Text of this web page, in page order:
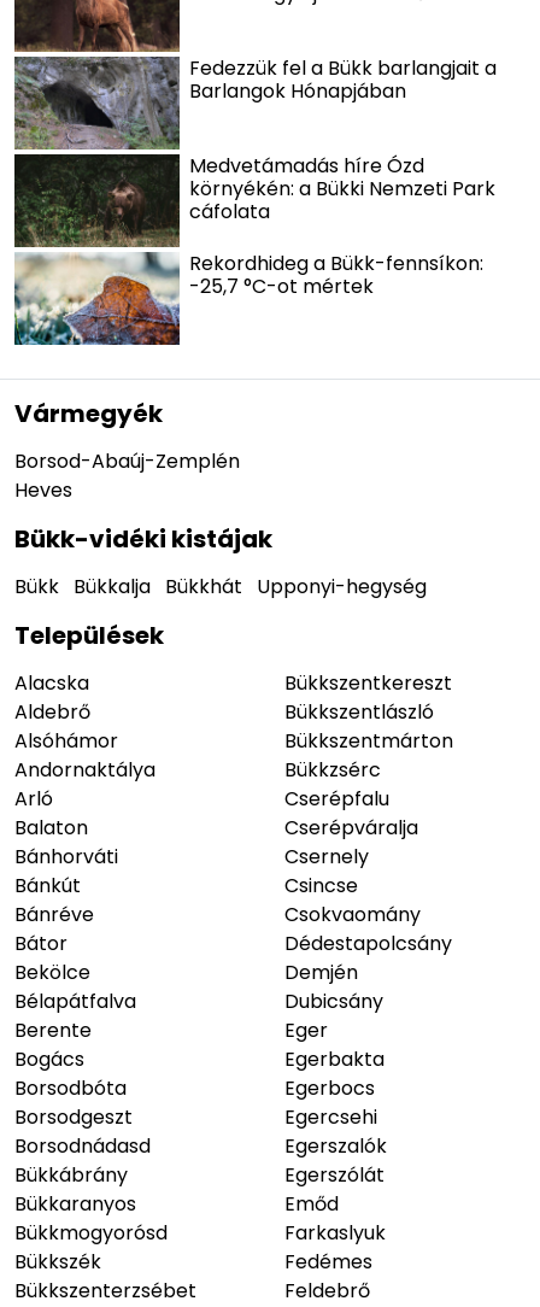
Fedezzük fel a Bükk barlangjait a
Barlangok Hónapjában
Medvetámadás híre Ózd
környékén: a Bükki Nemzeti Park
cáfolata
Rekordhideg a Bükk-fennsíkon:
-25,7 °C-ot mértek
Vármegyék
Borsod-Abaúj-Zemplén
Heves
Bükk-vidéki kistájak
Bükk Bükkalja Bükkhát Upponyi-hegység
Települések
Alacska
Aldebrő
Alsóhámor
Andornaktálya
Arló
Balaton
Bánhorváti
Bánkút
Bánréve
Bátor
Bekölce
Bélapátfalva
Berente
Bogács
Borsodbóta
Borsodgeszt
Borsodnádasd
Bükkábrány
Bükkaranyos
Bükkmogyorósd
Bükkszék
Bükkszenterzsébet
Bükkszentkereszt
Bükkszentlászló
Bükkszentmárton
Bükkzsérc
Cserépfalu
Cserépváralja
Csernely
Csincse
Csokvaomány
Dédestapolcsány
Demjén
Dubicsány
Eger
Egerbakta
Egerbocs
Egercsehi
Egerszalók
Egerszólát
Emőd
Farkaslyuk
Fedémes
Feldebrő